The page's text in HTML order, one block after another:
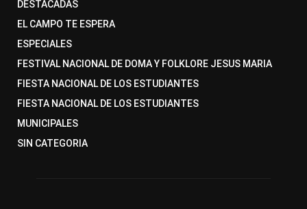
DESTACADAS
EL CAMPO TE ESPERA
ESPECIALES
FESTIVAL NACIONAL DE DOMA Y FOLKLORE JESUS MARIA
FIESTA NACIONAL DE LOS ESTUDIANTES
FIESTA NACIONAL DE LOS ESTUDIANTES
MUNICIPALES
SIN CATEGORIA